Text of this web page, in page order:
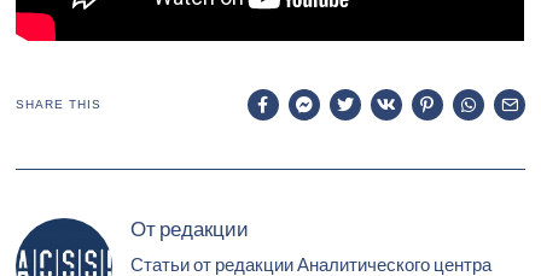
SHARE THIS
От редакции
Статьи от редакции Аналитического центра